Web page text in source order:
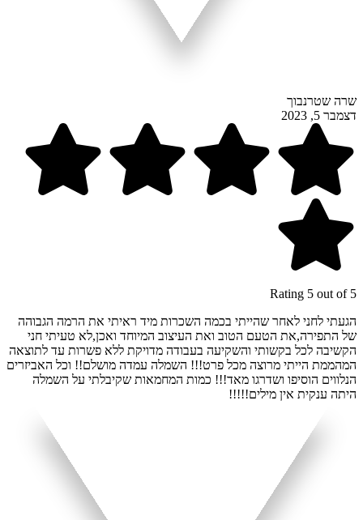
שרה שטרנבוך
דצמבר 5, 2023
Rating 5 out of 5
הגעתי לחני לאחר שהייתי בכמה השכרות מיד ראיתי את הרמה הגבוהה
של התפירה,את הטעם הטוב ואת העיצוב המיוחד ואכן,לא טעיתי חני
הקשיבה לכל בקשותי והשקיעה בעבודה מדויקת ללא פשרות עד לתוצאה
המהממת הייתי מרוצה מכל פרט!!! השמלה עמדה מושלם!! וכל האביזרים
הנלווים הוסיפו ושדרגו מאד!!! כמות המחמאות שקיבלתי על השמלה
היתה ענקית אין מילים!!!!!